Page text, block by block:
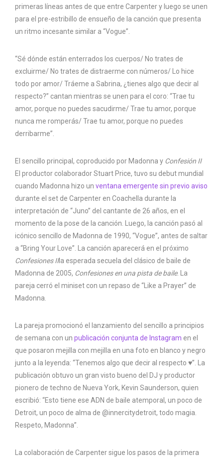
primeras líneas antes de que entre Carpenter y luego se unen
para el pre-estribillo de ensueño de la canción que presenta
un ritmo incesante similar a “Vogue”.
“Sé dónde están enterrados los cuerpos/ No trates de
excluirme/ No trates de distraerme con números/ Lo hice
todo por amor/ Tráeme a Sabrina, ¿tienes algo que decir al
respecto?” cantan mientras se unen para el coro: “Trae tu
amor, porque no puedes sacudirme/ Trae tu amor, porque
nunca me romperás/ Trae tu amor, porque no puedes
derribarme”.
El sencillo principal, coproducido por Madonna y Confesión II
El productor colaborador Stuart Price, tuvo su debut mundial
cuando Madonna hizo un ventana emergente sin previo aviso
durante el set de Carpenter en Coachella durante la
interpretación de “Juno” del cantante de 26 años, en el
momento de la pose de la canción. Luego, la canción pasó al
icónico sencillo de Madonna de 1990, “Vogue”, antes de saltar
a “Bring Your Love”. La canción aparecerá en el próximo
Confesiones IIla esperada secuela del clásico de baile de
Madonna de 2005, Confesiones en una pista de baile. La
pareja cerró el miniset con un repaso de “Like a Prayer” de
Madonna.
La pareja promocionó el lanzamiento del sencillo a principios
de semana con un publicación conjunta de Instagram en el
que posaron mejilla con mejilla en una foto en blanco y negro
junto a la leyenda: “Tenemos algo que decir al respecto ♥️”. La
publicación obtuvo un gran visto bueno del DJ y productor
pionero de techno de Nueva York, Kevin Saunderson, quien
escribió: “Esto tiene ese ADN de baile atemporal, un poco de
Detroit, un poco de alma de @innercitydetroit, todo magia.
Respeto, Madonna”.
La colaboración de Carpenter sigue los pasos de la primera